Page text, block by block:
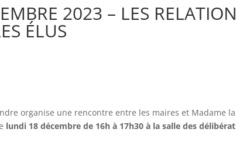
2023 – LES
ÉLUS
organise une rencontre entre les maires et Madame
lundi 18 décembre de 16h à 17h30 à la salle des